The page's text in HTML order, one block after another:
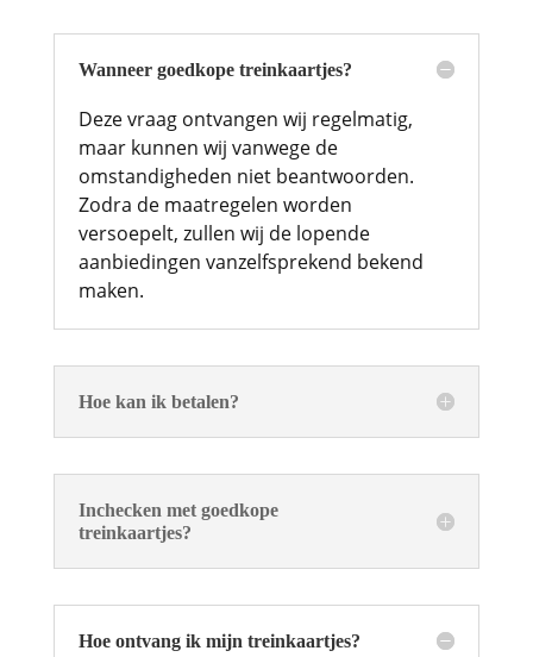
Wanneer goedkope treinkaartjes?
Deze vraag ontvangen wij regelmatig,
maar kunnen wij vanwege de
omstandigheden niet beantwoorden.
Zodra de maatregelen worden
versoepelt, zullen wij de lopende
aanbiedingen vanzelfsprekend bekend
maken.
Hoe kan ik betalen?
Inchecken met goedkope
treinkaartjes?
Hoe ontvang ik mijn treinkaartjes?